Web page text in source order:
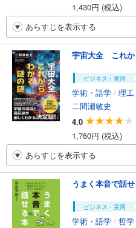
1,430円 (税込)
あらすじを表示する
宇宙大全 これか
ビジネス・実用
学術・語学 / 理工
二間瀬敏史
4.0
1,760円 (税込)
あらすじを表示する
うまく本音で話
ビジネス・実用
学術・語学 / 哲